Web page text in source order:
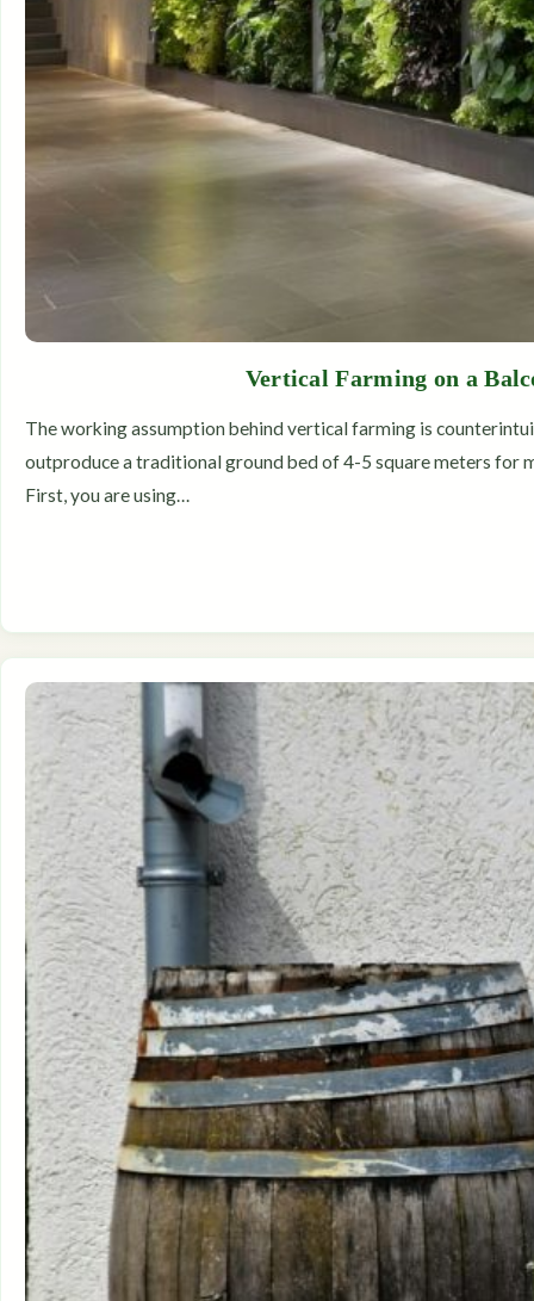
Vertical Farming on a
The working assumption behind vertical farming is
outproduce a traditional ground bed of 4-5 square meters for
First, you are using…